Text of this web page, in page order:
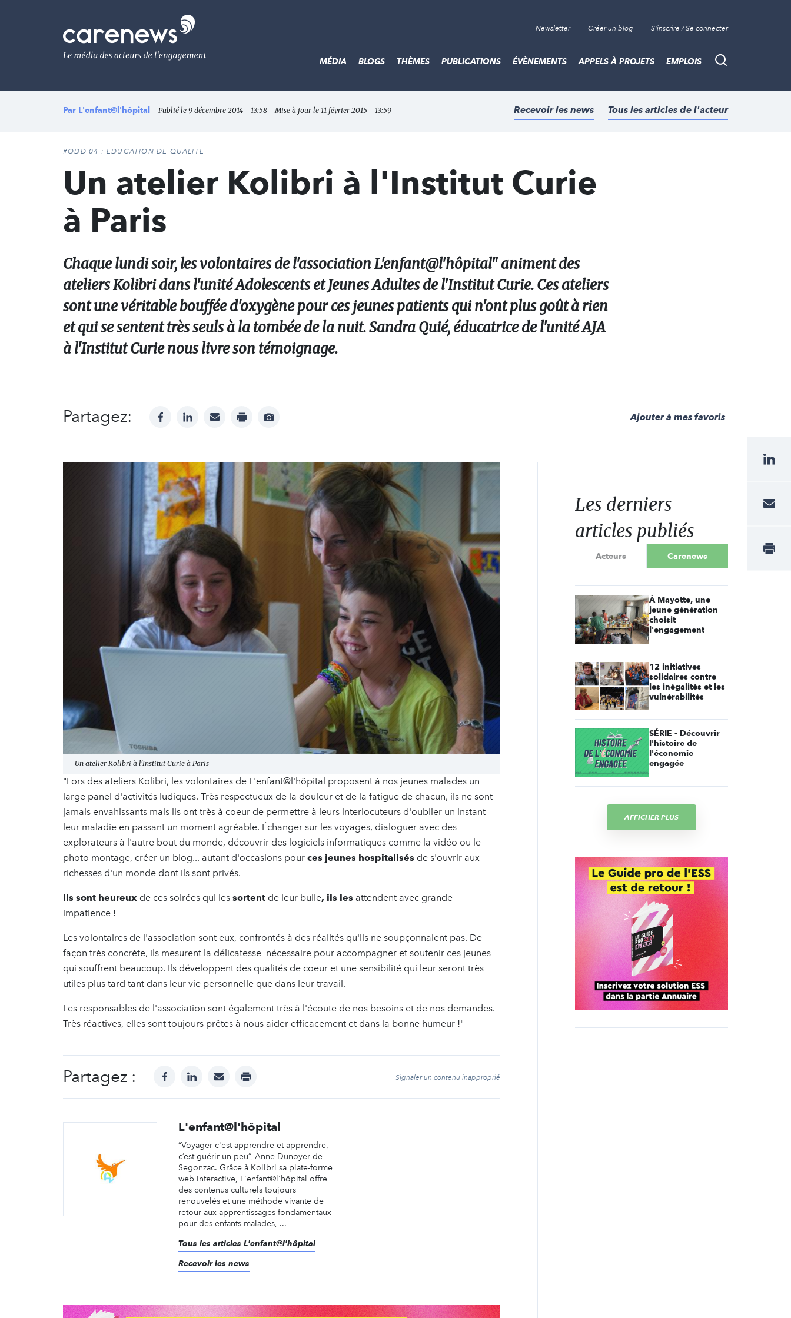
Le
média
de
l'engagement
Newsletter Créer un blog S'inscrire / Se connecter
Recherche
MÉDIA BLOGS THÈMES PUBLICATIONS ÉVÈNEMENTS APPELS À PROJETS EMPLOIS
Par L'enfant@l'hôpital - Publié le 9 décembre 2014 - 13:58 - Mise à jour le 11 février 2015 - 13:59 Recevoir les news Tous les articles de l'acteur
#ODD 04 : ÉDUCATION DE QUALITÉ
Un atelier Kolibri à l'Institut Curie
à Paris
Chaque lundi soir, les volontaires de l'association L'enfant@l'hôpital" animent des
ateliers Kolibri dans l'unité Adolescents et Jeunes Adultes de l'Institut Curie. Ces ateliers
sont une véritable bouffée d'oxygène pour ces jeunes patients qui n'ont plus goût à rien
et qui se sentent très seuls à la tombée de la nuit. Sandra Quié, éducatrice de l'unité AJA
à l'Institut Curie nous livre son témoignage.
Partagez: facebooklinkedinmail print
Afficher
Ajouter à mes favoris
Un atelier Kolibri à l'Institut Curie à Paris
"Lors des ateliers Kolibri, les volontaires de L'enfant@l'hôpital proposent à nos jeunes malades un
large panel d'activités ludiques. Très respectueux de la douleur et de la fatigue de chacun, ils ne sont
jamais envahissants mais ils ont très à coeur de permettre à leurs interlocuteurs d'oublier un instant
leur maladie en passant un moment agréable. Échanger sur les voyages, dialoguer avec des
explorateurs à l'autre bout du monde, découvrir des logiciels informatiques comme la vidéo ou le
photo montage, créer un blog... autant d'occasions pour ces jeunes hospitalisés de s'ouvrir aux
richesses d'un monde dont ils sont privés.
Ils sont heureux de ces soirées qui les sortent de leur bulle, ils les attendent avec grande
impatience !
Les volontaires de l'association sont eux, confrontés à des réalités qu'ils ne soupçonnaient pas. De
façon très concrète, ils mesurent la délicatesse nécessaire pour accompagner et soutenir ces jeunes
qui souffrent beaucoup. Ils développent des qualités de coeur et une sensibilité qui leur seront très
utiles plus tard tant dans leur vie personnelle que dans leur travail.
Les responsables de l'association sont également très à l'écoute de nos besoins et de nos demandes.
Très réactives, elles sont toujours prêtes à nous aider efficacement et dans la bonne humeur !"
Partagez : facebooklinkedinmail print Signaler un contenu inapproprié
L'enfant@l'hôpital
“Voyager c'est apprendre et apprendre,
c’est guérir un peu”, Anne Dunoyer de
Segonzac. Grâce à Kolibri sa plate-forme
web interactive, L'enfant@l'hôpital offre
des contenus culturels toujours
renouvelés et une méthode vivante de
retour aux apprentissages fondamentaux
pour des enfants malades, ...
Tous les articles L'enfant@l'hôpital
Recevoir les news
Les derniers
articles publiés
Acteurs Carenews
À Mayotte, une
jeune génération
choisit
l'engagement
12 initiatives
solidaires contre
les inégalités et les
vulnérabilités
SÉRIE - Découvrir
l'histoire de
l'économie
engagée
AFFICHER PLUS